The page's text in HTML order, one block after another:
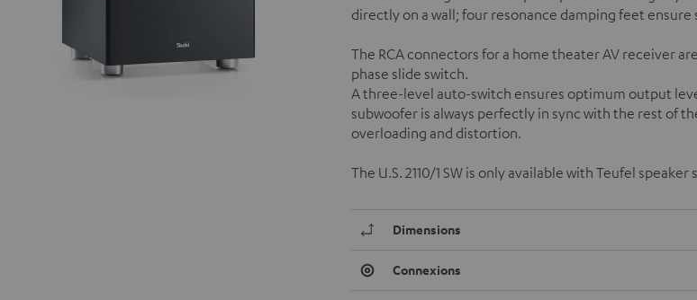
directly on a wall; four resonance damping feet
The RCA connectors for a home theater AV receiver
phase slide switch.
A three-level auto-switch ensures optimum output
subwoofer is always perfectly in sync with the rest of
overloading and distortion.
The U.S. 2110/1 SW is only available with Teufel speaker
Dimensions
Connexions